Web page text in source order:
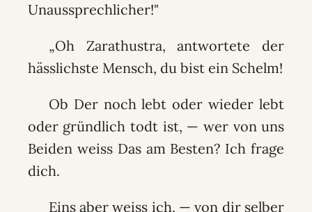
Unaussprechlicher!"
„Oh Zarathustra, antwortete der
hässlichste Mensch, du bist ein Schelm!
Ob Der noch lebt oder wieder lebt
oder gründlich todt ist, — wer von uns
Beiden weiss Das am Besten? Ich frage
dich.
Eins aber weiss ich, — von dir selber